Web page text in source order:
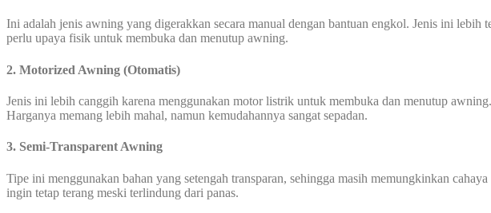
Ini adalah jenis awning yang digerakkan secara manual dengan bantuan engkol. Jenis ini
perlu upaya fisik untuk membuka dan menutup awning.
2. Motorized Awning (Otomatis)
Jenis ini lebih canggih karena menggunakan motor listrik untuk membuka dan menutup
Harganya memang lebih mahal, namun kemudahannya sangat sepadan.
3. Semi-Transparent Awning
Tipe ini menggunakan bahan yang setengah transparan, sehingga masih memungkinkan
ingin tetap terang meski terlindung dari panas.